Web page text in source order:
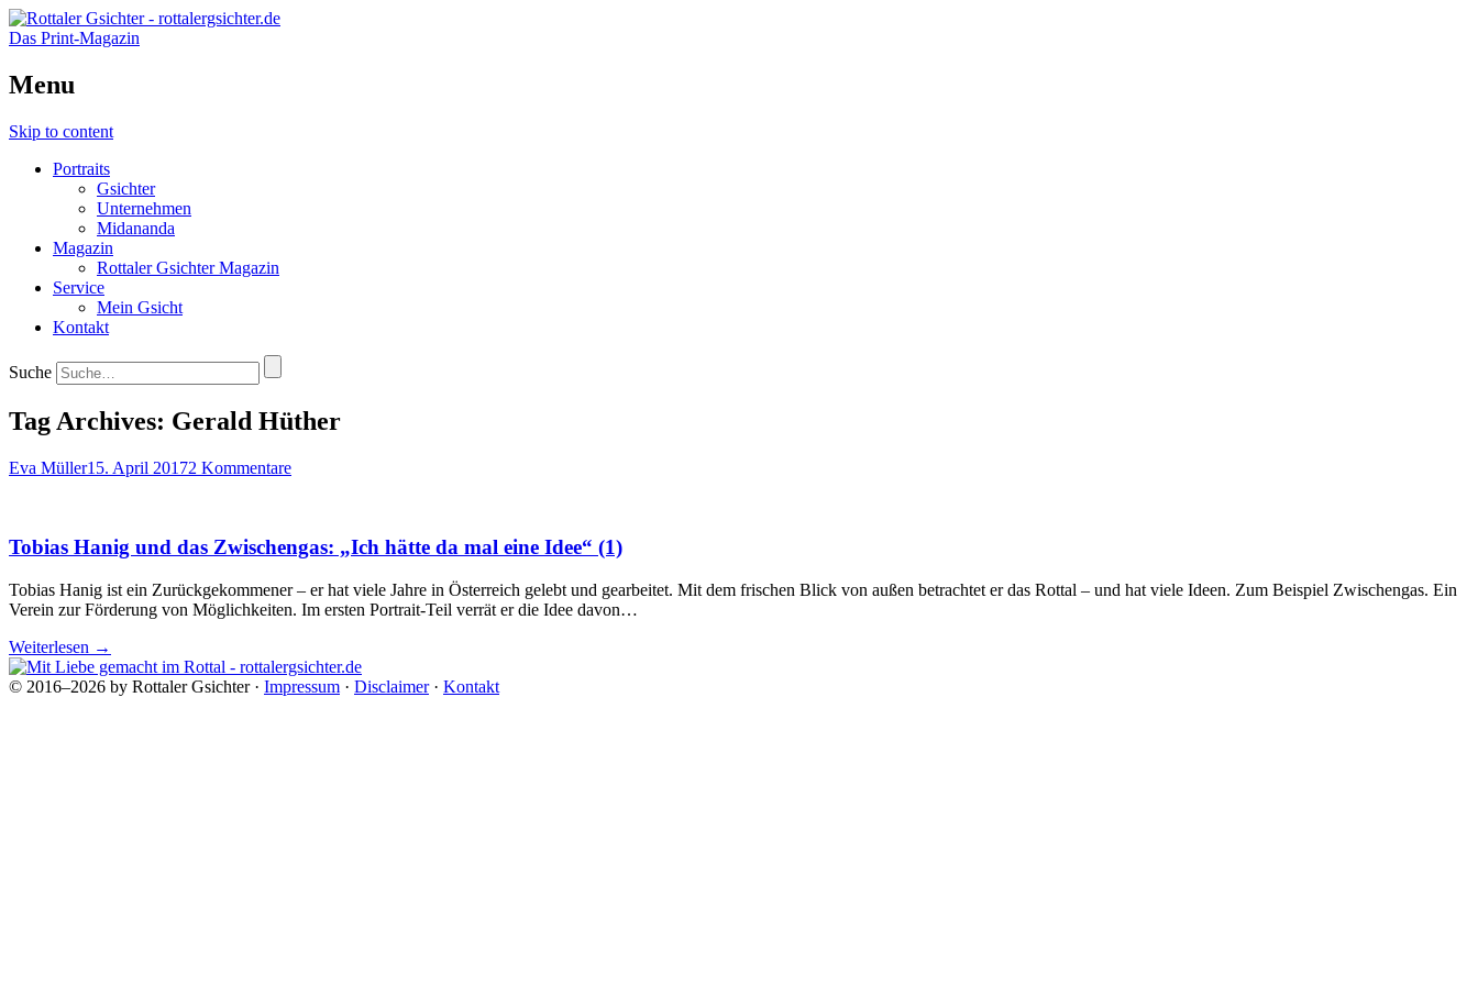
Das Print-Magazin
Menu
Skip to content
Portraits
Gsichter
Unternehmen
Midananda
Magazin
Rottaler Gsichter Magazin
Service
Mein Gsicht
Kontakt
Suche
Tag Archives: Gerald Hüther
Eva Müller15. April 20172 Kommentare
Tobias Hanig und das Zwischengas: „Ich hätte da mal eine Idee“ (1)
Tobias Hanig ist ein Zurückgekommener – er hat viele Jahre in Österreich gelebt und gearbeitet. Mit dem frischen Blick von außen betrachtet er das Rottal – und hat viele Ideen. Zum Beispiel Zwischengas. Ein
Verein zur Förderung von Möglichkeiten. Im ersten Portrait-Teil verrät er die Idee davon…
Weiterlesen →
© 2016–2026 by Rottaler Gsichter · Impressum · Disclaimer· Kontakt